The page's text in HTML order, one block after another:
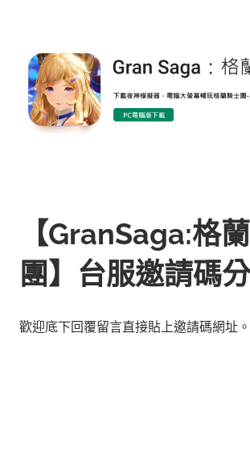
【GranSaga:格
團】台服邀請碼
歡迎底下回覆留言直接貼上邀請碼網址。